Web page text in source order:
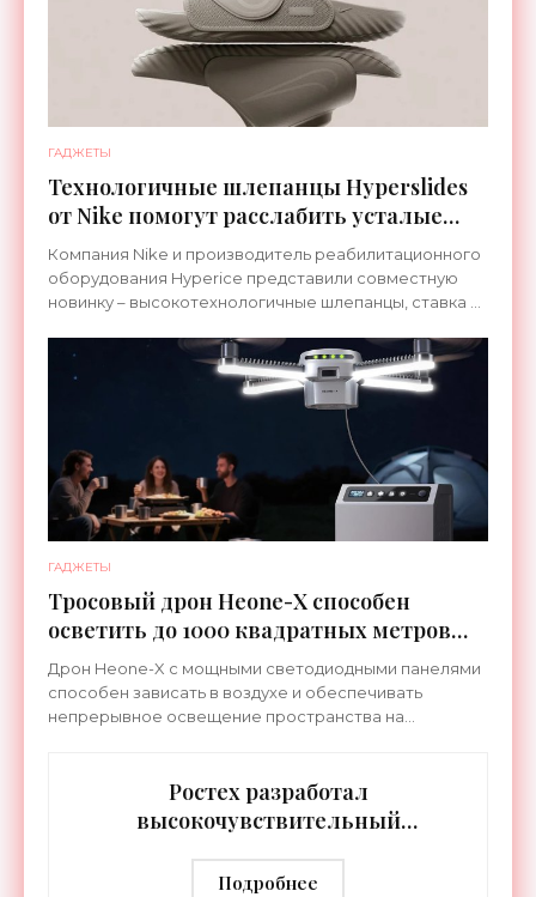
ГАДЖЕТЫ
Технологичные шлепанцы Hyperslides
от Nike помогут расслабить усталые
ноги после тренировки - «Гаджеты»
Компания Nike и производитель реабилитационного
оборудования Hyperice представили совместную
новинку – высокотехнологичные шлепанцы, ставка в
ГАДЖЕТЫ
Тросовый дрон Heone-X способен
осветить до 1000 квадратных метров
земли - «Беспилотники»
Дрон Heone-X с мощными светодиодными панелями
способен зависать в воздухе и обеспечивать
непрерывное освещение пространства на
Ростех разработал
высокочувствительный
дальностью распознавания до 2 км
Подробнее